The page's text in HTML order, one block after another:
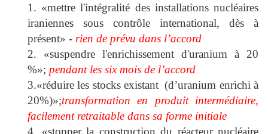
1. «mettre l'intégralité des installations nucléaires
iraniennes sous contrôle international, dès à
présent» - rien de prévu dans l’accord
2. «suspendre l'enrichissement d'uranium à 20
%»; pendant les six mois de l’accord
3.«réduire les stocks existant (d’uranium enrichi à
20%)»;transformation en produit intermédiaire,
facilement retraitable dans sa forme initiale